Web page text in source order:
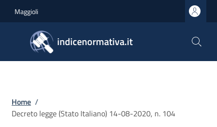
Maggioli
indicenormativa.it
Briciole di pane
Home /
Decreto legge (Stato Italiano) 14-08-2020, n. 104